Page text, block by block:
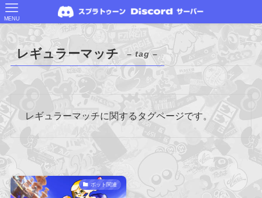
MENU
レギュラーマッチ – tag –
レギュラーマッチに関するタグページです。
ボット関連